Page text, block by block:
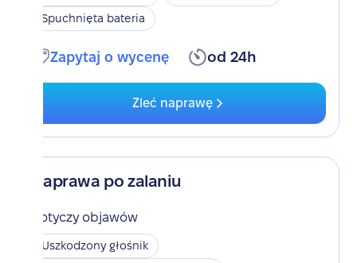
Spuchnięta bateria
Zapytaj o wycenę od 24h
Zleć naprawę
Naprawa po zalaniu
Dotyczy objawów
Uszkodzony głośnik